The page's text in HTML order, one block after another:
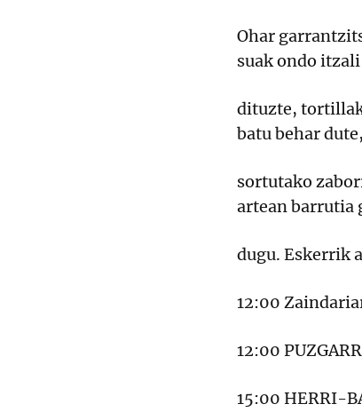
Ohar
suak ondo
dituzte,
batu behar
sortutako
artean barrutia
dugu. Eskerrik
12:00
12:00
15:00 HERRI-